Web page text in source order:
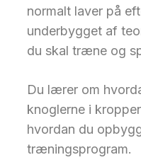
normalt laver på
underbygget af
du skal træne og
Du lærer om
knoglerne i
hvordan du
træningsprogram.